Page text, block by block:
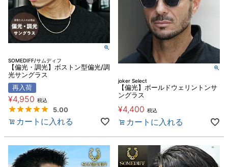
SOMEDIFF/サムディフ
【偏光・調光】ボストン型偏光/調
光サングラス
再入荷
¥4,950 税込
5.00
カートに入れる
joker Select
【偏光】ボールドウェリントンサ
ングラス
¥4,400 税込
カートに入れる